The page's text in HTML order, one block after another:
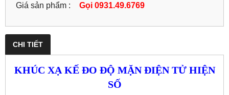
Giá sản phẩm : Gọi 0931.49.6769
CHI TIẾT
KHÚC XẠ KẾ ĐO ĐỘ MẶN ĐIỆN TỬ HIỆN
SỐ